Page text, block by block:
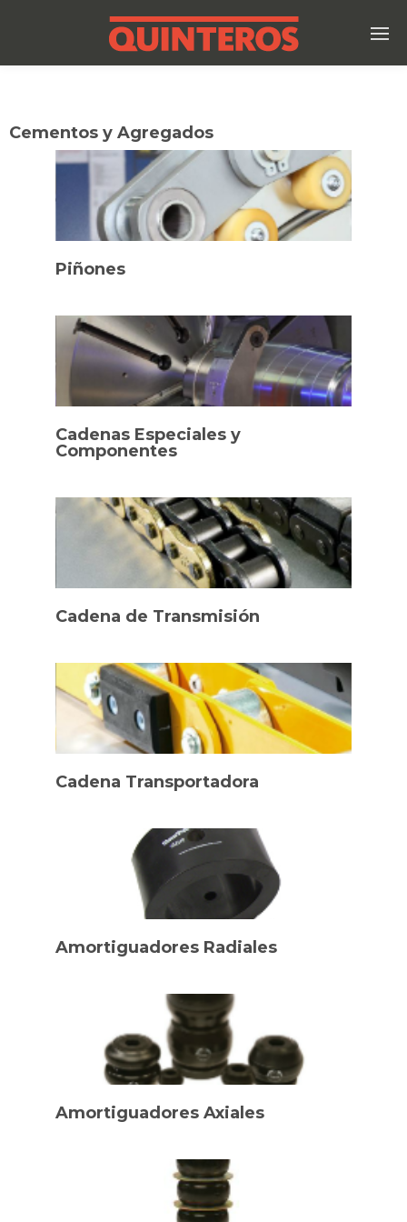
Cementos y Agregados
Piñones
Cadenas Especiales y
Componentes
Cadena de Transmisión
Cadena Transportadora
Amortiguadores Radiales
Amortiguadores Axiales